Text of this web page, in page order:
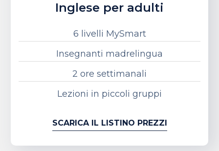
Inglese per adulti
6 livelli MySmart
Insegnanti madrelingua
2 ore settimanali
Lezioni in piccoli gruppi
SCARICA IL LISTINO PREZZI